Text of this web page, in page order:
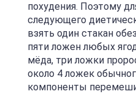
похудения. Поэтому
следующего
взять один стакан
пяти ложен любых
мёда, три ложки
около 4 ложек
компоненты